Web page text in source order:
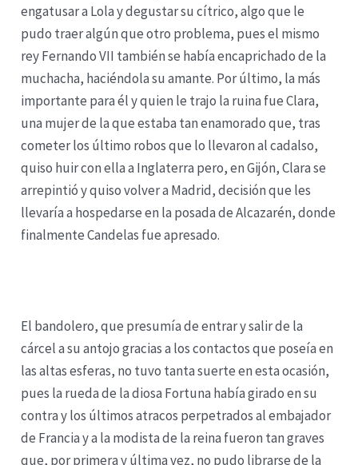
engatusar a Lola y degustar su cítrico, algo que le
pudo traer algún que otro problema, pues el mismo
rey Fernando VII también se había encaprichado de la
muchacha, haciéndola su amante. Por último, la más
importante para él y quien le trajo la ruina fue Clara,
una mujer de la que estaba tan enamorado que, tras
cometer los último robos que lo llevaron al cadalso,
quiso huir con ella a Inglaterra pero, en Gijón, Clara se
arrepintió y quiso volver a Madrid, decisión que les
llevaría a hospedarse en la posada de Alcazarén, donde
finalmente Candelas fue apresado.
El bandolero, que presumía de entrar y salir de la
cárcel a su antojo gracias a los contactos que poseía en
las altas esferas, no tuvo tanta suerte en esta ocasión,
pues la rueda de la diosa Fortuna había girado en su
contra y los últimos atracos perpetrados al embajador
de Francia y a la modista de la reina fueron tan graves
que, por primera y última vez, no pudo librarse de la